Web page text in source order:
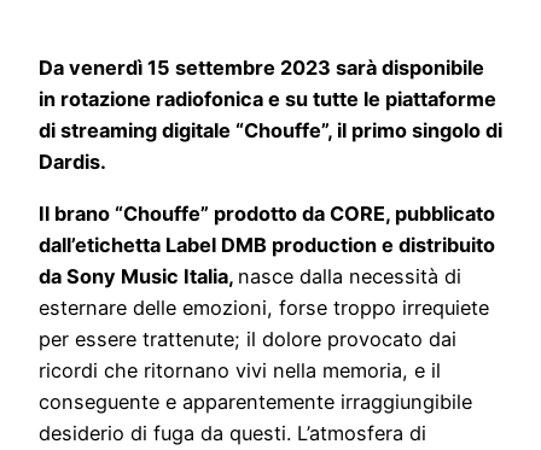
Da venerdì 15 settembre 2023 sarà disponibile
in rotazione radiofonica e su tutte le piattaforme
di streaming digitale “Chouffe”, il primo singolo di
Dardis.
Il brano “Chouffe” prodotto da CORE, pubblicato
dall’etichetta Label DMB production e distribuito
da Sony Music Italia, nasce dalla necessità di
esternare delle emozioni, forse troppo irrequiete
per essere trattenute; il dolore provocato dai
ricordi che ritornano vivi nella memoria, e il
conseguente e apparentemente irraggiungibile
desiderio di fuga da questi. L’atmosfera di